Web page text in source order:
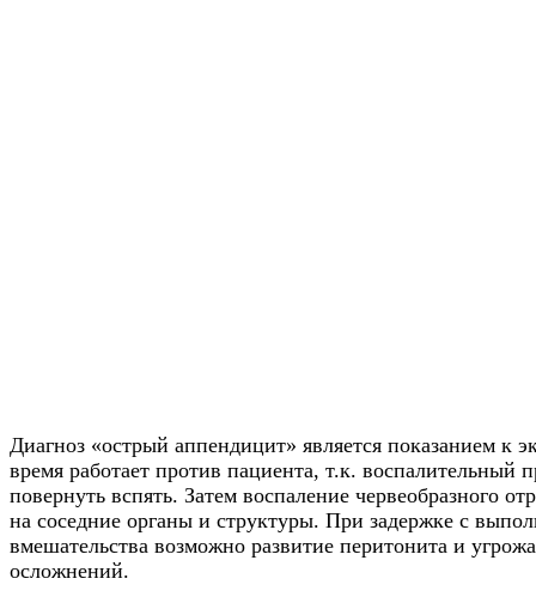
Диагноз «острый аппендицит» является показанием к
время работает против пациента, т.к. воспалительный
повернуть вспять. Затем воспаление червеобразного
на соседние органы и структуры. При задержке с
вмешательства возможно развитие перитонита и
осложнений.